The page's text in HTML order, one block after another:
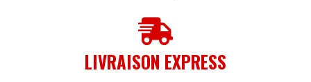
LIVRAISON EXPRESS